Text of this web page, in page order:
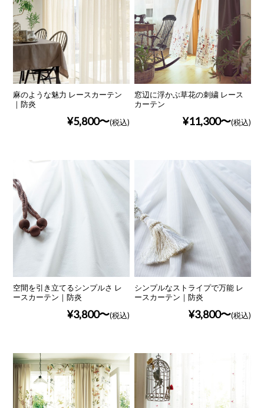
麻のような魅力 レースカーテン
｜防炎
¥5,800 (税込)
窓辺に浮かぶ草花の刺繍 レース
カーテン
¥11,300 (税込)
空間を引き立てるシンプルさ レ
ースカーテン｜防炎
¥3,800 (税込)
シンプルなストライプで万能 レ
ースカーテン｜防炎
¥3,800 (税込)